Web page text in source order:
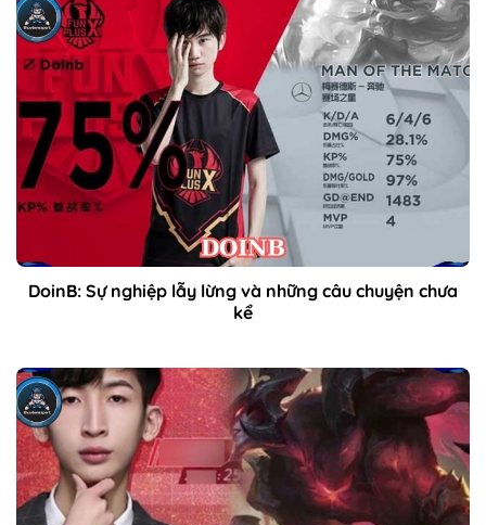
DoinB: Sự nghiệp lẫy lừng và những câu chuyện chưa
kể